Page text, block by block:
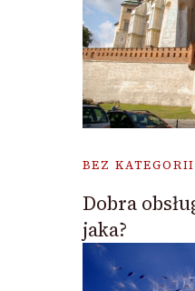
BEZ KATEGORII
Dobra
jaka?